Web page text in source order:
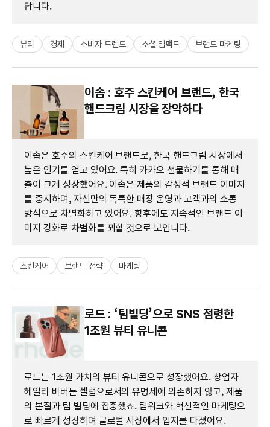
답니다.
뷰티 경제 소비자 트렌드 소셜 임팩트 브랜드 마케팅
이솝 : 호주 스킨케어 브랜드, 한국
핸드크림 시장을 장악하다
이솝은 호주의 스킨케어 브랜드로, 한국 핸드크림 시장에서
높은 인기를 얻고 있어요. 특히 카카오 선물하기를 통해 매
출이 크게 성장했어요. 이솝은 제품의 감성적 브랜드 이미지
를 중시하며, 자신만의 독특한 매장 운영과 고객과의 소통
방식으로 차별화하고 있어요. 향후에도 지속적인 브랜드 이
미지 강화로 차별화를 꾀할 것으로 보입니다.
스킨케어 브랜드 전략 마케팅
로드 : ‘팀빌딩’으로 SNS 점령한
1조원 뷰티 유니콘
로드는 1조원 가치의 뷰티 유니콘으로 성장했어요. 창업자
헤일리 비버는 셀럽으로서의 유명세에 의존하지 않고, 제품
의 본질과 팀 빌딩에 집중했죠. 팀워크와 혁신적인 마케팅으
로 빠르게 성장하며 글로벌 시장에서 입지를 다졌어요.